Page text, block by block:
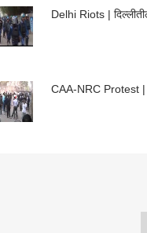
Delhi Riots |
CAA-NRC Protest |